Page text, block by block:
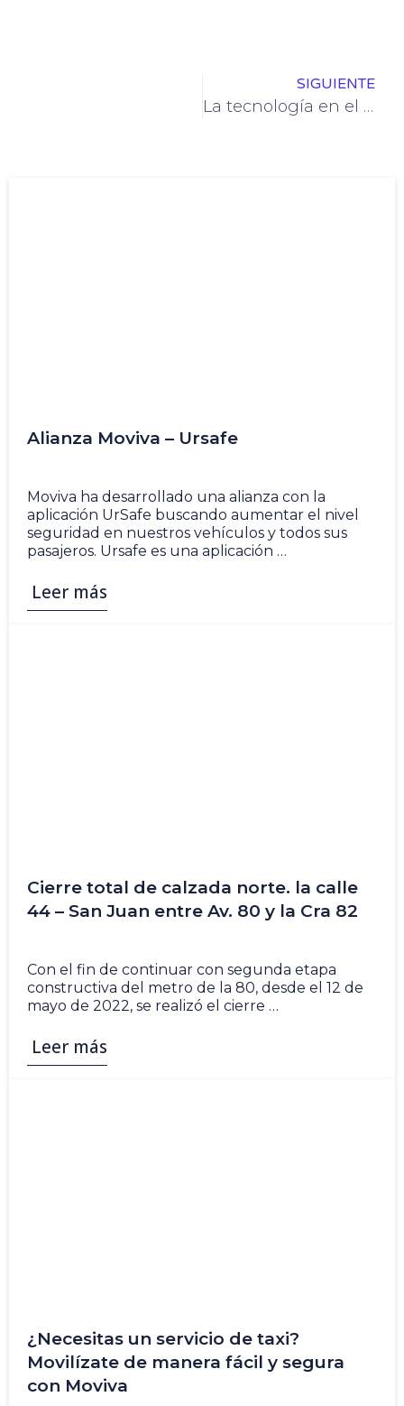
SIGUIENTE
La tecnología en el transporte público
Alianza Moviva – Ursafe
Moviva ha desarrollado una alianza con la
aplicación UrSafe buscando aumentar el nivel
seguridad en nuestros vehículos y todos sus
pasajeros. Ursafe es una aplicación …
Leer más
Cierre total de calzada norte. la calle
44 – San Juan entre Av. 80 y la Cra 82
Con el fin de continuar con segunda etapa
constructiva del metro de la 80, desde el 12 de
mayo de 2022, se realizó el cierre …
Leer más
¿Necesitas un servicio de taxi?
Movilízate de manera fácil y segura
con Moviva